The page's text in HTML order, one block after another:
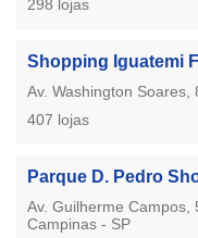
298 lojas
Shopping Iguatemi
Av. Washington
407 lojas
Parque D. Pedro
Av. Guilherme Campos,
Campinas - SP